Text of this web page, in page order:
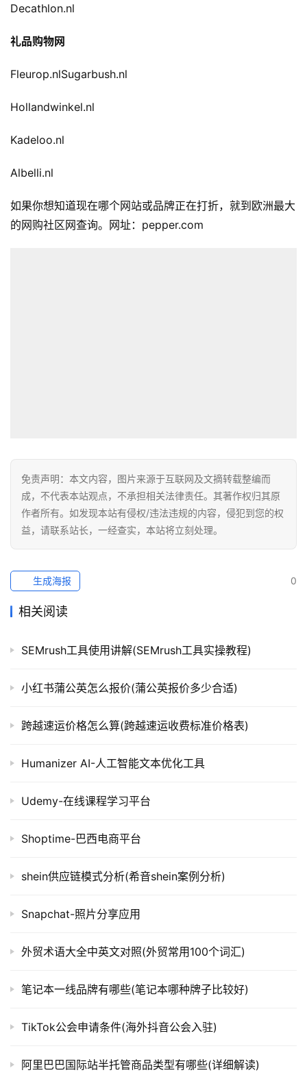
Decathlon.nl
礼品购物网
Fleurop.nlSugarbush.nl
Hollandwinkel.nl
Kadeloo.nl
Albelli.nl
如果你想知道现在哪个网站或品牌正在打折，就到欧洲最大
的网购社区网查询。网址：pepper.com
免责声明：本文内容，图片来源于互联网及文摘转载整编而
成，不代表本站观点，不承担相关法律责任。其著作权归其原
作者所有。如发现本站有侵权/违法违规的内容，侵犯到您的权
益，请联系站长，一经查实，本站将立刻处理。
0
生成海报
相关阅读
SEMrush工具使用讲解(SEMrush工具实操教程)
小红书蒲公英怎么报价(蒲公英报价多少合适)
跨越速运价格怎么算(跨越速运收费标准价格表)
Humanizer AI-人工智能文本优化工具
‌‌Udemy-在线课程学习平台
Shoptime-巴西电商平台
shein供应链模式分析(希音shein案例分析)
Snapchat-照片分享应用
外贸术语大全中英文对照(外贸常用100个词汇)
笔记本一线品牌有哪些(笔记本哪种牌子比较好)
TikTok公会申请条件(海外抖音公会入驻)
阿里巴巴国际站半托管商品类型有哪些(详细解读)